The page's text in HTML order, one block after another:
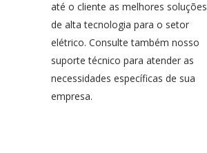
até o cliente as melhores soluções
de alta tecnologia para o setor
elétrico. Consulte também nosso
suporte técnico para atender as
necessidades específicas de sua
empresa.